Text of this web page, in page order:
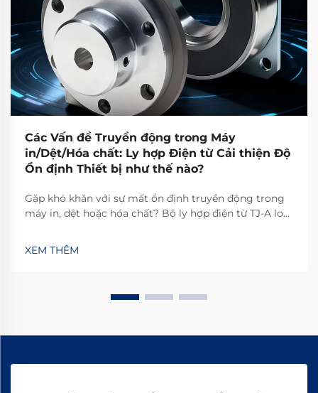
Các Vấn đề Truyền động trong Máy
in/Dệt/Hóa chất: Ly hợp Điện từ Cải thiện Độ
Ổn định Thiết bị như thế nào?
Gặp khó khăn với sự mất ổn định truyền động trong
máy in, dệt hoặc hóa chất? Bộ ly hợp điện từ TJ-A loại
bảo an toàn không chứa amiăng. Khám phá cách các
nhà sản xuất hàng đầu thế giới đạt độ tin cậy 99,8%—
XEM THÊM